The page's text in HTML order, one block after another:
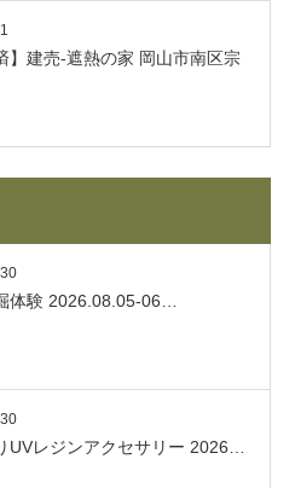
】建売-遮熱の家 岡山市南区宗
体験 2026.08.05-06…
UVレジンアクセサリー 2026…